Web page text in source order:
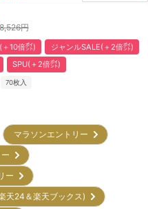
円
＋10倍㌽)
ジャンルSALE(＋2倍㌽)
SPU(＋2倍㌽)
70枚入
マラソンエントリー
ー
リー
天24＆楽天ブックス)